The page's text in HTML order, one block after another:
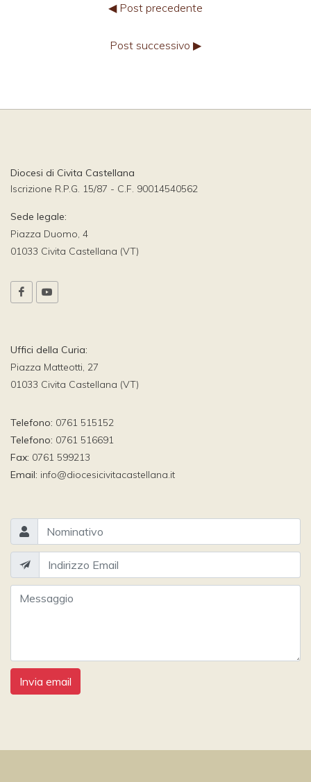
◀ Post precedente
Post successivo ▶
Diocesi di Civita Castellana
Iscrizione R.P.G. 15/87 - C.F. 90014540562
Sede legale:
Piazza Duomo, 4
01033 Civita Castellana (VT)
Uffici della Curia:
Piazza Matteotti, 27
01033 Civita Castellana (VT)
Telefono: 0761 515152
Telefono: 0761 516691
Fax: 0761 599213
Email: info@diocesicivitacastellana.it
Invia email